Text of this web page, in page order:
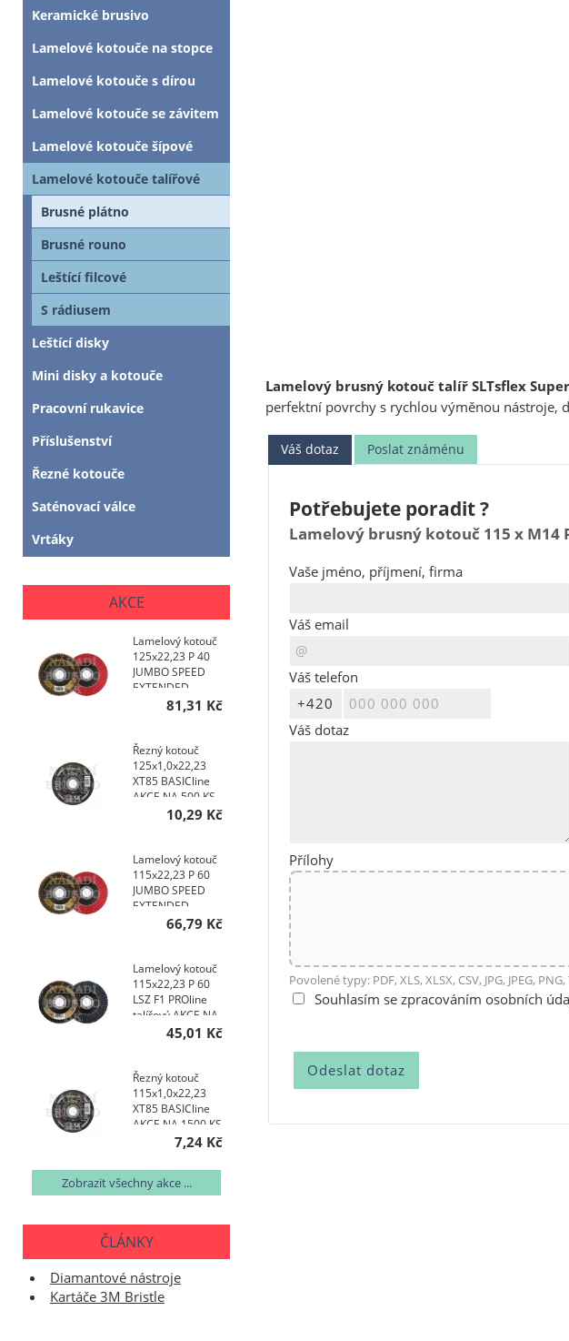
Lamelový brusný kotouč talíř SLTsflex
perfektní povrchy s rychlou výměnou nástroje,
Váš dotaz Poslat známénu
Potřebujete poradit ?
Lamelový brusný kotouč 115 x M14
Vaše jméno, příjmení, firma
Váš email
Váš telefon
Váš dotaz
Přílohy
Povolené typy: PDF, XLS, XLSX, CSV, JPG, JPEG,
Souhlasím se zpracováním osobních
Keramické brusivo
Lamelové kotouče na stopce
Lamelové kotouče s dírou
Lamelové kotouče se závitem
Lamelové kotouče šípové
Lamelové kotouče talířové
Brusné plátno
Brusné rouno
Leštící filcové
S rádiusem
Leštící disky
Mini disky a kotouče
Pracovní rukavice
Příslušenství
Řezné kotouče
Saténovací válce
Vrtáky
AKCE
Lamelový kotouč
125x22,23 P 40
JUMBO SPEED
EXTENDED
TOPline talířový
81,31 Kč
Řezný kotouč
125x1,0x22,23
XT85 BASICline
AKCE NA 500 KS
10,29 Kč
Lamelový kotouč
115x22,23 P 60
JUMBO SPEED
EXTENDED
TOPline talířový
66,79 Kč
Lamelový kotouč
115x22,23 P 60
LSZ F1 PROline
talířový AKCE NA
200 KS45,01 Kč
Řezný kotouč
115x1,0x22,23
XT85 BASICline
AKCE NA 1500 KS
7,24 Kč
Zobrazit všechny akce ...
ČLÁNKY
Diamantové nástroje
Kartáče 3M Bristle